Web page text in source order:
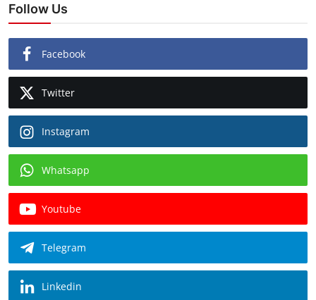
Follow Us
Facebook
Twitter
Instagram
Whatsapp
Youtube
Telegram
Linkedin